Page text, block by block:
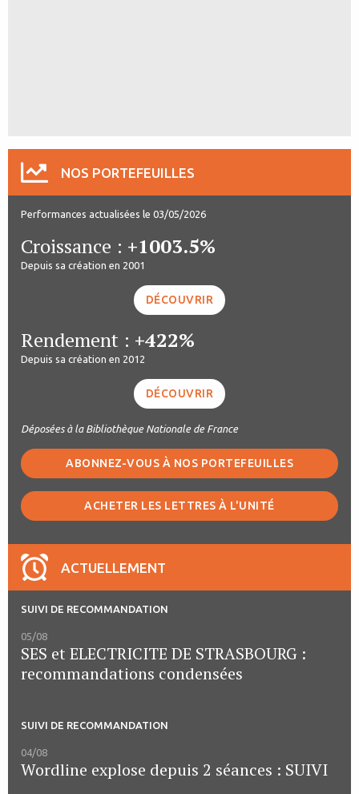
NOS PORTEFEUILLES
Performances actualisées le 03/05/2026
Croissance : +1003.5%
Depuis sa création en 2001
DÉCOUVRIR
Rendement : +422%
Depuis sa création en 2012
DÉCOUVRIR
Déposées à la Bibliothèque Nationale de France
ABONNEZ-VOUS À NOS PORTEFEUILLES
ACHETER LES LETTRES À L'UNITÉ
ACTUELLEMENT
SUIVI DE RECOMMANDATION
05/08
SES et ELECTRICITE DE STRASBOURG :
recommandations condensées
SUIVI DE RECOMMANDATION
04/08
Wordline explose depuis 2 séances : SUIVI